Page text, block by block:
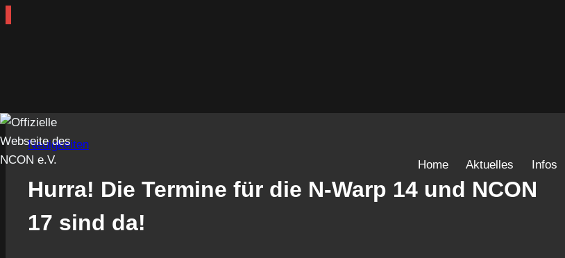
Zum
Inhalt
springen
Home Aktuelles Infos
Neuigkeiten
Hurra! Die Termine für die N-Warp 14 und NCON
17 sind da!